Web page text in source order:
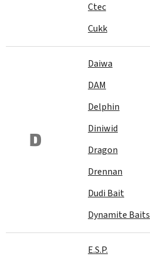
Ctec
Cukk
D
Daiwa
DAM
Delphin
Diniwid
Dragon
Drennan
Dudi Bait
Dynamite Baits
E.S.P.